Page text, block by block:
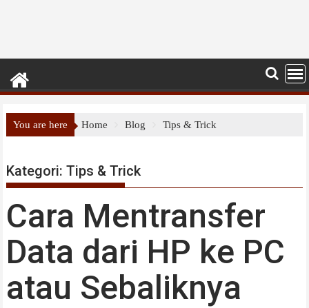
You are here Home Blog Tips & Trick
Kategori:Tips & Trick
Cara Mentransfer
Data dari HP ke PC
atau Sebaliknya